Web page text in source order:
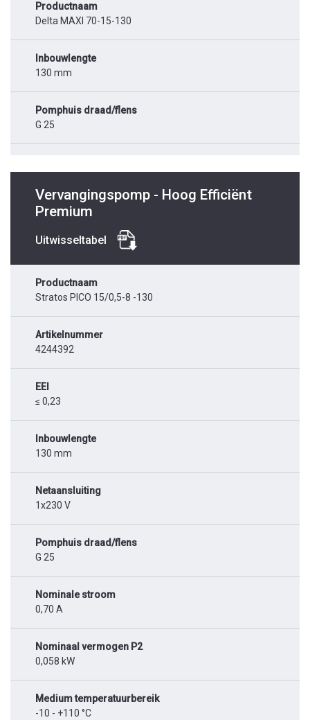
Productnaam
Delta MAXI 70-15-130
Inbouwlengte
130 mm
Pomphuis draad/flens
G 25
Vervangingspomp - Hoog Efficiënt
Premium
Uitwisseltabel
Productnaam
Stratos PICO 15/0,5-8 -130
Artikelnummer
4244392
EEI
≤ 0,23
Inbouwlengte
130 mm
Netaansluiting
1x230 V
Pomphuis draad/flens
G 25
Nominale stroom
0,70 A
Nominaal vermogen P2
0,058 kW
Medium temperatuurbereik
-10 - +110 °C